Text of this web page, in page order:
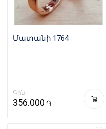
Մատանի 1764
Գին
356.000 ֏